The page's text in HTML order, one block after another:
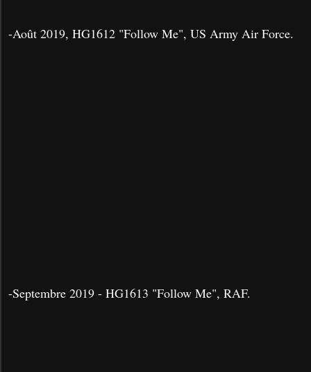
-Août 2019, HG1612 "Follow Me", US Army Air Force.
-Septembre 2019 - HG1613 "Follow Me", RAF.